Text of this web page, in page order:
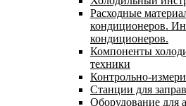
Расходные
кондиционеров.
кондиционеров.
Компоненты
техники
Контрольно-
Станции для
Оборудование для